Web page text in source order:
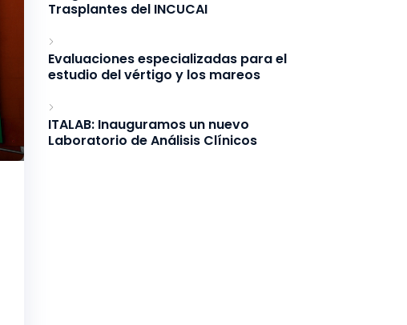
Trasplantes del INCUCAI
Evaluaciones especializadas para el
estudio del vértigo y los mareos
ITALAB: Inauguramos un nuevo
Laboratorio de Análisis Clínicos